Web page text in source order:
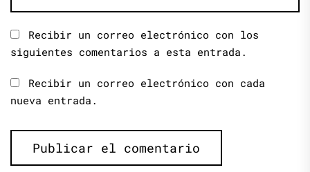
Recibir un correo electrónico con los
siguientes comentarios a esta entrada.
Recibir un correo electrónico con cada
nueva entrada.